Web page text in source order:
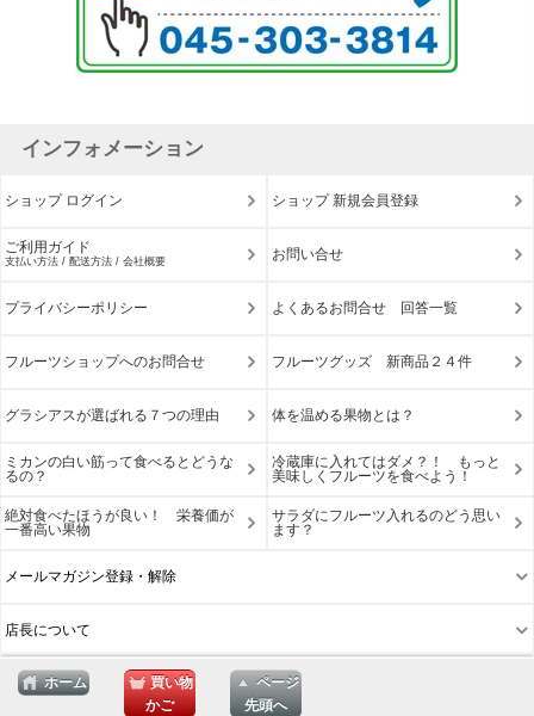
インフォメーション
ショップ ログイン ショップ 新規会員登録
ご利用ガイド
支払い方法 / 配送方法 / 会社概要 お問い合せ
プライバシーポリシー よくあるお問合せ 回答一覧
フルーツショップへのお問合せ フルーツグッズ 新商品２４件
グラシアスが選ばれる７つの理由 体を温める果物とは？
ミカンの白い筋って食べるとどうな
るの？
冷蔵庫に入れてはダメ？！ もっと
美味しくフルーツを食べよう！
絶対食べたほうが良い！ 栄養価が
一番高い果物
サラダにフルーツ入れるのどう思い
ます？
メールマガジン登録・解除
店長について
ホーム
買い物
かご
ページ
先頭へ